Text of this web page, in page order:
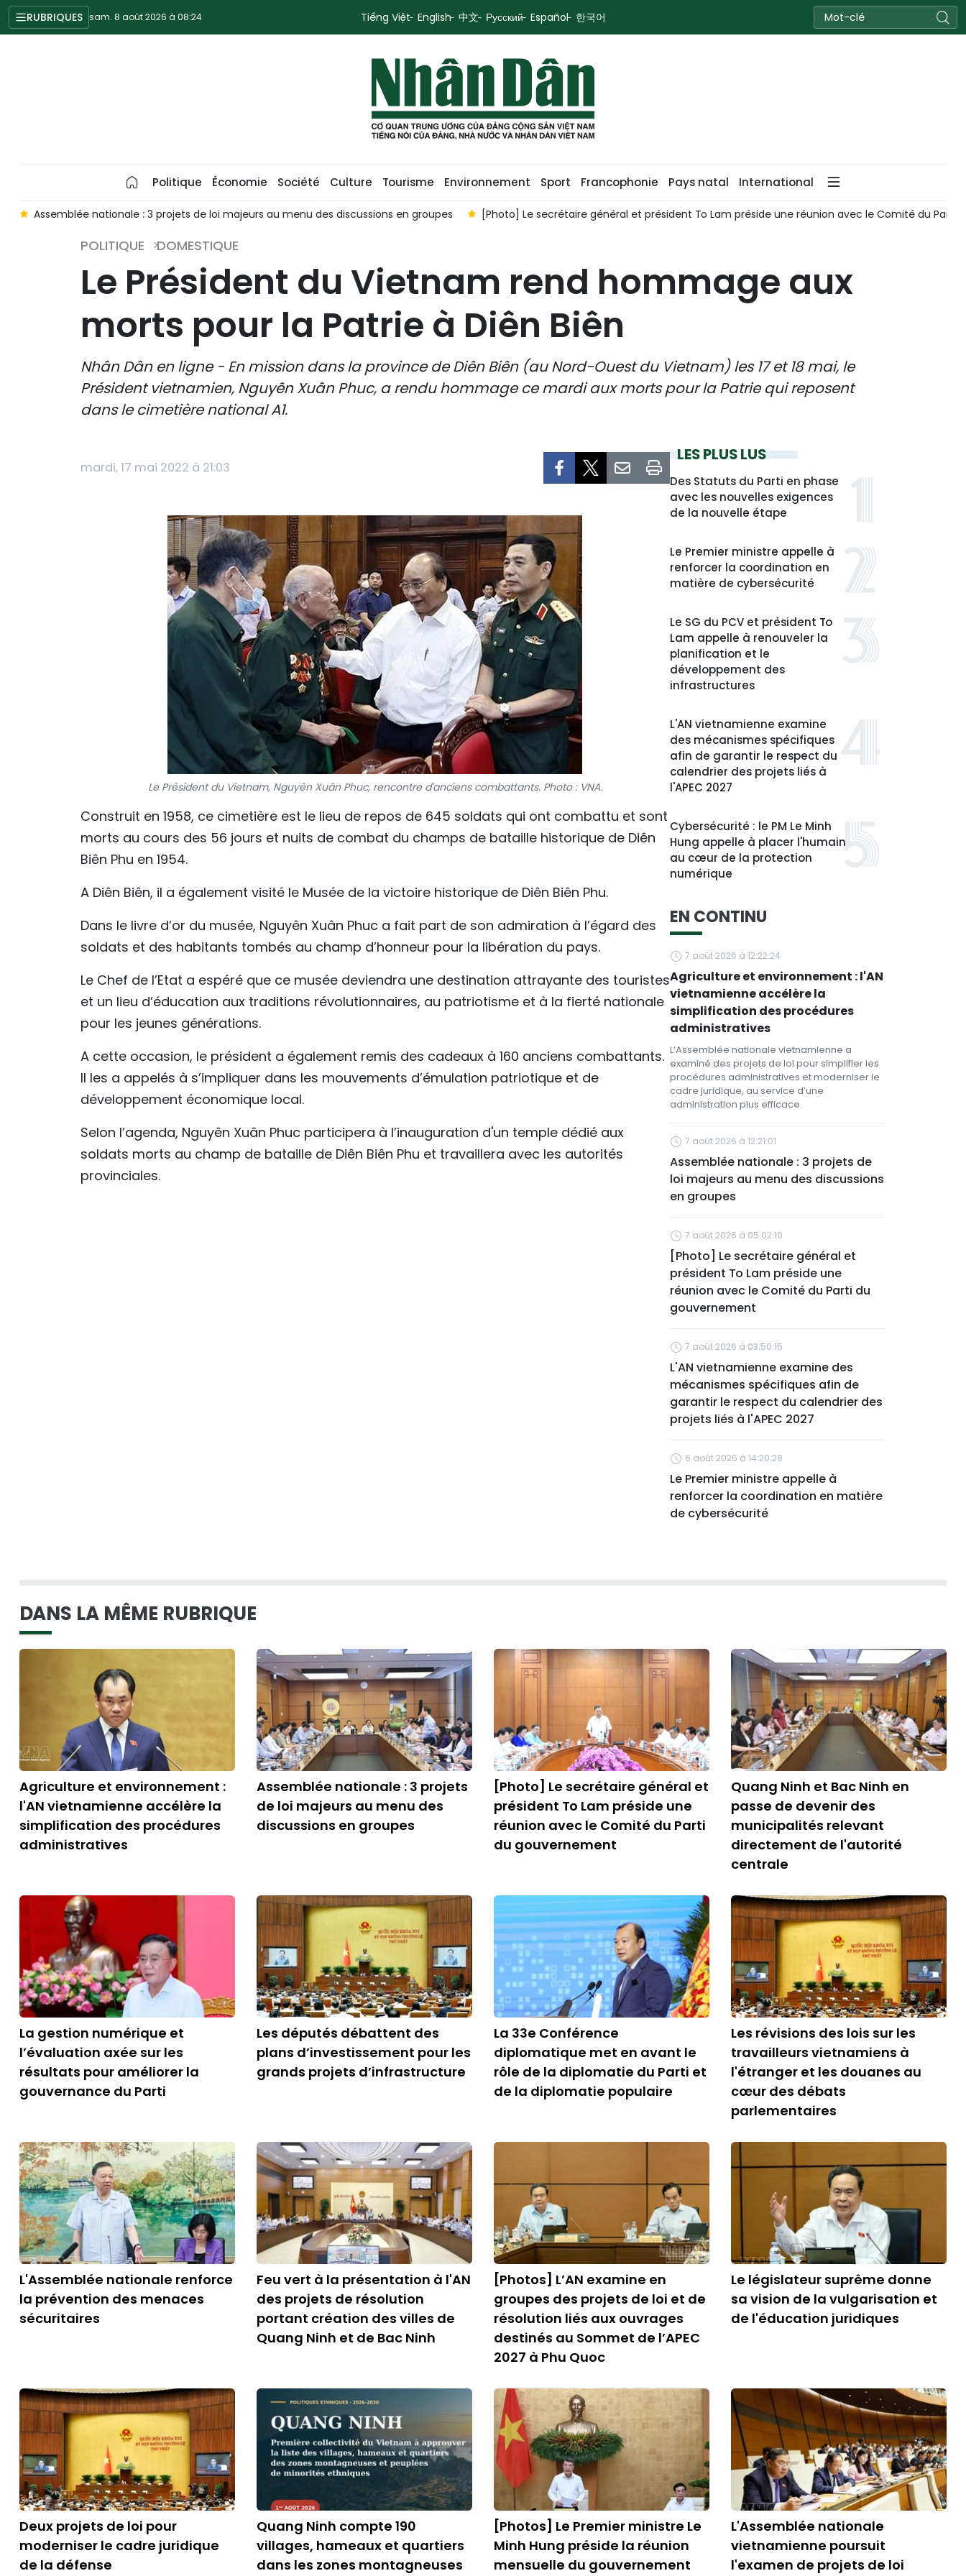
RUBRIQUES sam. 8 août 2026 à 08:24 Tiếng Việt English 中文 Русский Español 한국어
Politique Économie Société Culture Tourisme Environnement Sport Francophonie Pays natal International
Assemblée nationale : 3 projets de loi majeurs au menu des discussions en groupes [Photo] Le secrétaire général et président To Lam préside une réunion avec le Comité du Parti
POLITIQUE DOMESTIQUE
Le Président du Vietnam rend hommage aux
morts pour la Patrie à Diên Biên
Nhân Dân en ligne - En mission dans la province de Diên Biên (au Nord-Ouest du Vietnam) les 17 et 18 mai, le
Président vietnamien, Nguyên Xuân Phuc, a rendu hommage ce mardi aux morts pour la Patrie qui reposent
dans le cimetière national A1.
mardi, 17 mai 2022 à 21:03
Le Président du Vietnam, Nguyên Xuân Phuc, rencontre d'anciens combattants. Photo : VNA.
Construit en 1958, ce cimetière est le lieu de repos de 645 soldats qui ont combattu et sont
morts au cours des 56 jours et nuits de combat du champs de bataille historique de Diên
Biên Phu en 1954.
A Diên Biên, il a également visité le Musée de la victoire historique de Diên Biên Phu.
Dans le livre d’or du musée, Nguyên Xuân Phuc a fait part de son admiration à l’égard des
soldats et des habitants tombés au champ d’honneur pour la libération du pays.
Le Chef de l’Etat a espéré que ce musée deviendra une destination attrayante des touristes
et un lieu d’éducation aux traditions révolutionnaires, au patriotisme et à la fierté nationale
pour les jeunes générations.
A cette occasion, le président a également remis des cadeaux à 160 anciens combattants.
Il les a appelés à s’impliquer dans les mouvements d’émulation patriotique et de
développement économique local.
Selon l’agenda, Nguyên Xuân Phuc participera à l’inauguration d'un temple dédié aux
soldats morts au champ de bataille de Diên Biên Phu et travaillera avec les autorités
provinciales.
LES PLUS LUS
Des Statuts du Parti en phase
avec les nouvelles exigences
de la nouvelle étape
Le Premier ministre appelle à
renforcer la coordination en
matière de cybersécurité
Le SG du PCV et président To
Lam appelle à renouveler la
planification et le
développement des
infrastructures
L'AN vietnamienne examine
des mécanismes spécifiques
afin de garantir le respect du
calendrier des projets liés à
l'APEC 2027
Cybersécurité : le PM Le Minh
Hung appelle à placer l'humain
au cœur de la protection
numérique
EN CONTINU
7 août 2026 à 12:22:24
Agriculture et environnement : l'AN
vietnamienne accélère la
simplification des procédures
administratives
L’Assemblée nationale vietnamienne a
examiné des projets de loi pour simplifier les
procédures administratives et moderniser le
cadre juridique, au service d’une
administration plus efficace.
7 août 2026 à 12:21:01
Assemblée nationale : 3 projets de
loi majeurs au menu des discussions
en groupes
7 août 2026 à 05:02:10
[Photo] Le secrétaire général et
président To Lam préside une
réunion avec le Comité du Parti du
gouvernement
7 août 2026 à 03:50:15
L'AN vietnamienne examine des
mécanismes spécifiques afin de
garantir le respect du calendrier des
projets liés à l'APEC 2027
6 août 2026 à 14:20:28
Le Premier ministre appelle à
renforcer la coordination en matière
de cybersécurité
DANS LA MÊME RUBRIQUE
Agriculture et environnement :
l'AN vietnamienne accélère la
simplification des procédures
administratives
Assemblée nationale : 3 projets
de loi majeurs au menu des
discussions en groupes
[Photo] Le secrétaire général et
président To Lam préside une
réunion avec le Comité du Parti
du gouvernement
Quang Ninh et Bac Ninh en
passe de devenir des
municipalités relevant
directement de l'autorité
centrale
La gestion numérique et
l’évaluation axée sur les
résultats pour améliorer la
gouvernance du Parti
Les députés débattent des
plans d’investissement pour les
grands projets d’infrastructure
La 33e Conférence
diplomatique met en avant le
rôle de la diplomatie du Parti et
de la diplomatie populaire
Les révisions des lois sur les
travailleurs vietnamiens à
l'étranger et les douanes au
cœur des débats
parlementaires
L'Assemblée nationale renforce
la prévention des menaces
sécuritaires
Feu vert à la présentation à l'AN
des projets de résolution
portant création des villes de
Quang Ninh et de Bac Ninh
[Photos] L’AN examine en
groupes des projets de loi et de
résolution liés aux ouvrages
destinés au Sommet de l’APEC
2027 à Phu Quoc
Le législateur suprême donne
sa vision de la vulgarisation et
de l'éducation juridiques
Deux projets de loi pour
moderniser le cadre juridique
de la défense
Quang Ninh compte 190
villages, hameaux et quartiers
dans les zones montagneuses
[Photos] Le Premier ministre Le
Minh Hung préside la réunion
mensuelle du gouvernement
L'Assemblée nationale
vietnamienne poursuit
l'examen de projets de loi